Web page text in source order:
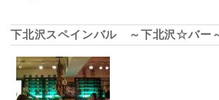
下北沢スペインバル ～下北沢☆バー